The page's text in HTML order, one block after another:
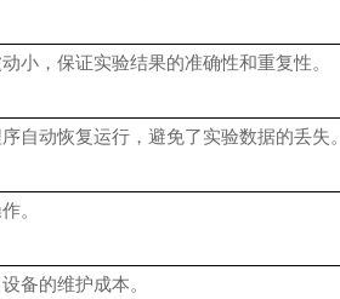
小，保证实验结果的准确性和重复性。
自动恢复运行，避免了实验数据的丢失。
。
备的维护成本。